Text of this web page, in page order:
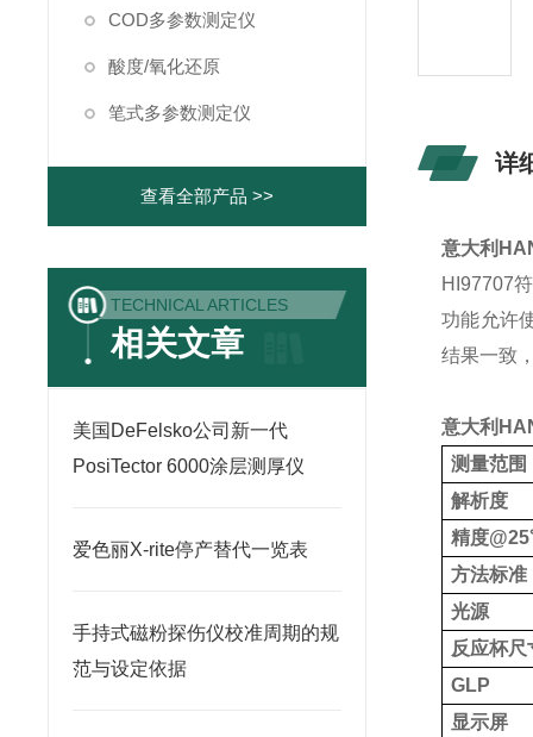
COD多参数测定仪
酸度/氧化还原
笔式多参数测定仪
查看全部产品 >>
TECHNICAL ARTICLES
相关文章
美国DeFelsko公司新一代
PosiTector 6000涂层测厚仪
爱色丽X-rite停产替代一览表
手持式磁粉探伤仪校准周期的规
范与设定依据
详
意大利
HI97707
功能允许
结果一致
意大利
测量范围
解析度
精度
方法标准
光源
反应杯尺
GLP
显示屏